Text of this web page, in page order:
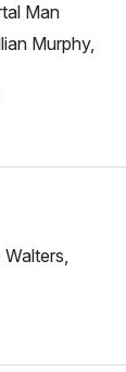
Man
Murphy,